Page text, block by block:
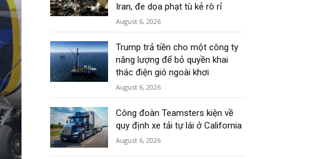
Iran, đe dọa phạt tù kẻ rò rỉ
August 6, 2026
Trump trả tiền cho một công ty
năng lượng để bỏ quyền khai
thác điện gió ngoài khơi
August 6, 2026
Công đoàn Teamsters kiện về
quy định xe tải tự lái ở California
August 6, 2026